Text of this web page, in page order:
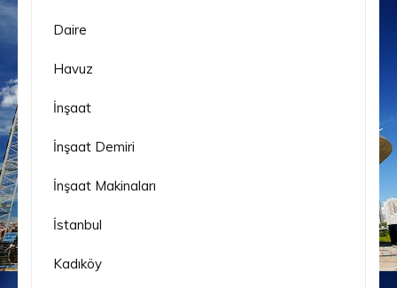
Daire
Havuz
İnşaat
İnşaat Demiri
İnşaat Makinaları
İstanbul
Kadıköy